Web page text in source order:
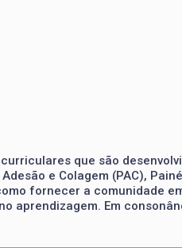
que são
e Colagem (PAC),
fornecer a comunidade
aprendizagem. Em